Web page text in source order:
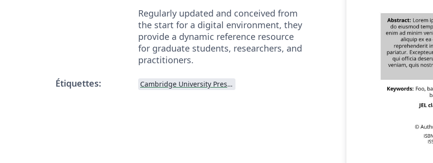
Regularly updated and conceived from
the start for a digital environment, they
provide a dynamic reference resource
for graduate students, researchers, and
practitioners.
Étiquettes:
Cambridge University Press - Official Templates